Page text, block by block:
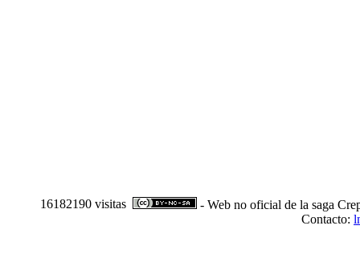
16182190 visitas
- Web no oficial de la saga
Contacto: